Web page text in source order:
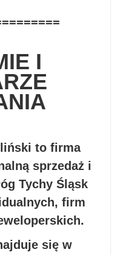
I
to firma
sprzedaż i
Tychy Śląsk
firm
się w